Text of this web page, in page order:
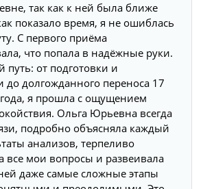
так как к ней была ближе
показало время, я не ошиблась
С первого приёма
что попала в надёжные руки.
путь: от подготовки и
до долгожданного переноса 17
я прошла с ощущением
Ольга Юрьевна всегда
подробно объясняла каждый
анализов, терпеливо
все мои вопросы и развеивала
даже самые сложные этапы